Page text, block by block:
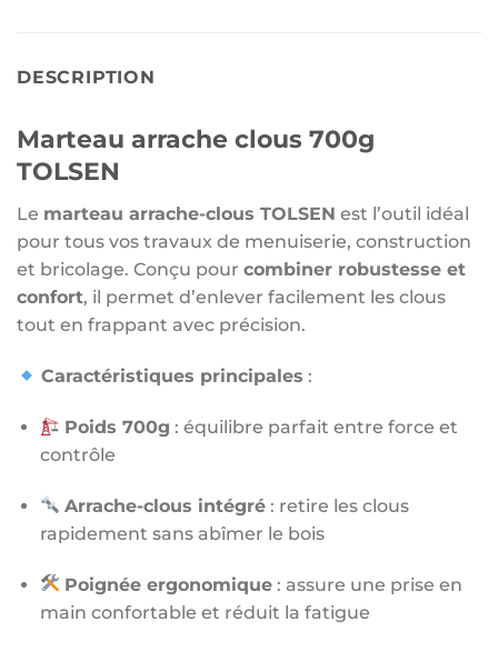
DESCRIPTION
Marteau arrache clous 700g
TOLSEN
Le marteau arrache-clous TOLSEN est l’outil idéal
pour tous vos travaux de menuiserie, construction
et bricolage. Conçu pour combiner robustesse et
confort, il permet d’enlever facilement les clous
tout en frappant avec précision.
Caractéristiques principales :
Poids 700g : équilibre parfait entre force et
contrôle
Arrache-clous intégré : retire les clous
rapidement sans abîmer le bois
Poignée ergonomique : assure une prise en
main confortable et réduit la fatigue